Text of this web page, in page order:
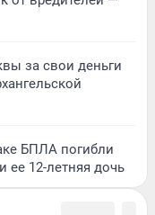
за свои деньги
БПЛА погибли
ее 12-летняя дочь